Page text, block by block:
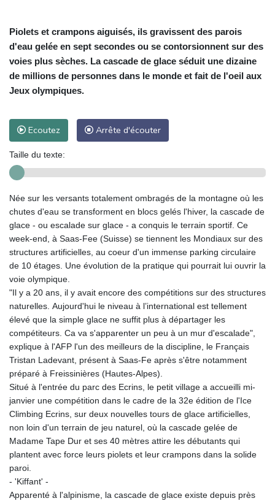
Piolets et crampons aiguisés, ils gravissent des parois
d'eau gelée en sept secondes ou se contorsionnent sur des
voies plus sèches. La cascade de glace séduit une dizaine
de millions de personnes dans le monde et fait de l'oeil aux
Jeux olympiques.
Ecoutez Arrête d'écouter
Taille du texte:
Née sur les versants totalement ombragés de la montagne où les
chutes d'eau se transforment en blocs gelés l'hiver, la cascade de
glace - ou escalade sur glace - a conquis le terrain sportif. Ce
week-end, à Saas-Fee (Suisse) se tiennent les Mondiaux sur des
structures artificielles, au coeur d'un immense parking circulaire
de 10 étages. Une évolution de la pratique qui pourrait lui ouvrir la
voie olympique.
"Il y a 20 ans, il y avait encore des compétitions sur des structures
naturelles. Aujourd'hui le niveau à l’international est tellement
élevé que la simple glace ne suffit plus à départager les
compétiteurs. Ca va s'apparenter un peu à un mur d'escalade",
explique à l'AFP l'un des meilleurs de la discipline, le Français
Tristan Ladevant, présent à Saas-Fe après s'être notamment
préparé à Freissinières (Hautes-Alpes).
Situé à l'entrée du parc des Ecrins, le petit village a accueilli mi-
janvier une compétition dans le cadre de la 32e édition de l'Ice
Climbing Ecrins, sur deux nouvelles tours de glace artificielles,
non loin d'un terrain de jeu naturel, où la cascade gelée de
Madame Tape Dur et ses 40 mètres attire les débutants qui
plantent avec force leurs piolets et leur crampons dans la solide
paroi.
- 'Kiffant' -
Apparenté à l'alpinisme, la cascade de glace existe depuis près